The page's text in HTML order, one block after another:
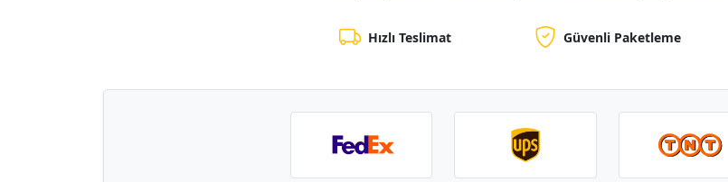
Hızlı Teslimat Güvenli Paketleme